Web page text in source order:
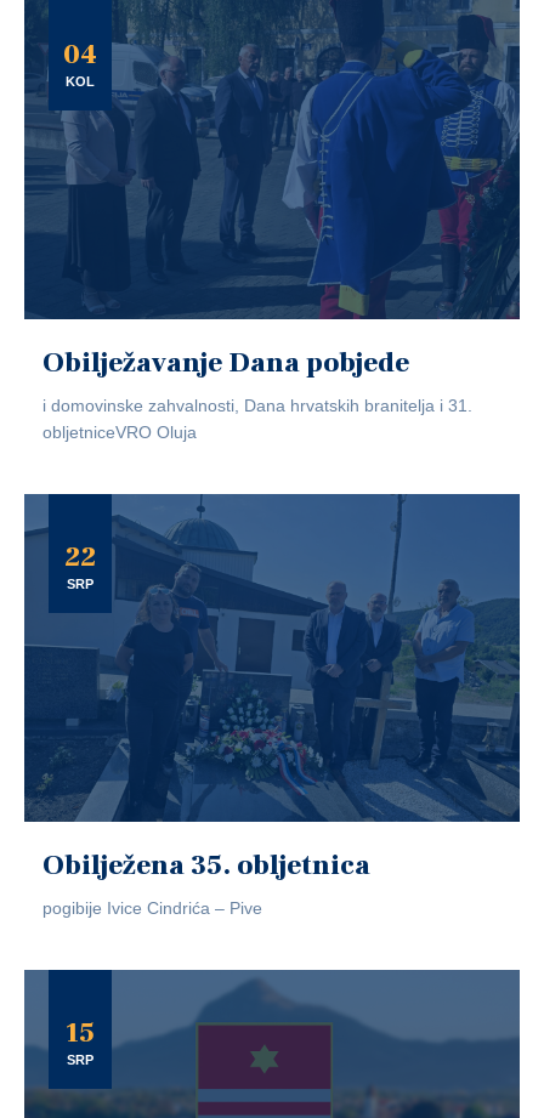
04
KOL
Obilježavanje Dana pobjede
i domovinske zahvalnosti, Dana hrvatskih branitelja i 31.
obljetniceVRO Oluja
22
SRP
Obilježena 35. obljetnica
pogibije Ivice Cindrića – Pive
15
SRP